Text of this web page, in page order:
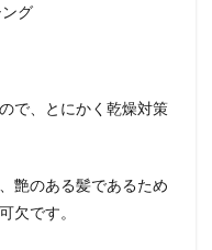
グ
で、とにかく乾燥対策
艶のある髪であるため
欠です。